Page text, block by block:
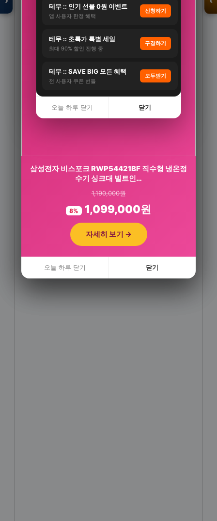
테무 :: 인기 선물 0원 이벤트
앱 사용자 한정 혜택
신청하기
테무 :: 초특가 특별 세일
최대 90% 할인 진행 중
구경하기
테무 :: SAVE BIG 모든 혜택
전 사용자 쿠폰 번들
모두받기
오늘 하루 닫기 닫기
CJ 바이오코어 피부면역 유산균 캡슐형 100억 보
장 화사 유산균 3…
55,800원
45% 30,800원
자세히 보기 →
오늘 하루 닫기 닫기
삼성전자 비스포크 RWP54421BF 직수형 냉온정
수기 싱크대 빌트인…
1,190,000원
8% 1,099,000원
자세히 보기 →
오늘 하루 닫기 닫기